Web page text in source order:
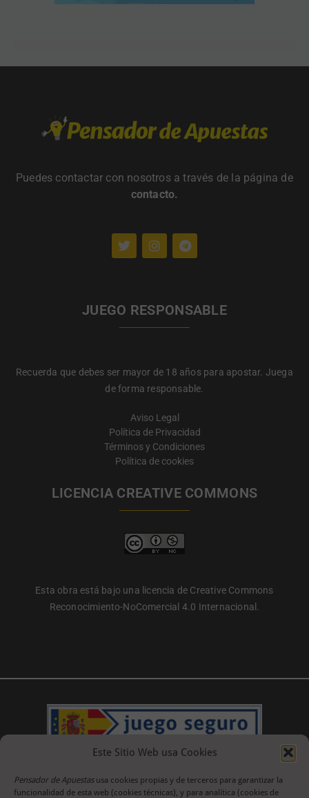
Este Sitio Web usa Cookies
Pensador de Apuestas usa cookies propias y de terceros para garantizar la
funcionalidad de esta web (cookies técnicas), y para analítica (cookies de
Puedes contactar con nosotros a través de la página de
contacto.
JUEGO RESPONSABLE
Recuerda que debes ser mayor de 18 años para apostar. Juega
de forma responsable.
Aviso Legal
Política de Privacidad
Términos y Condiciones
Política de cookies
LICENCIA CREATIVE COMMONS
Esta obra está bajo una licencia de Creative Commons
Reconocimiento-NoComercial 4.0 Internacional.